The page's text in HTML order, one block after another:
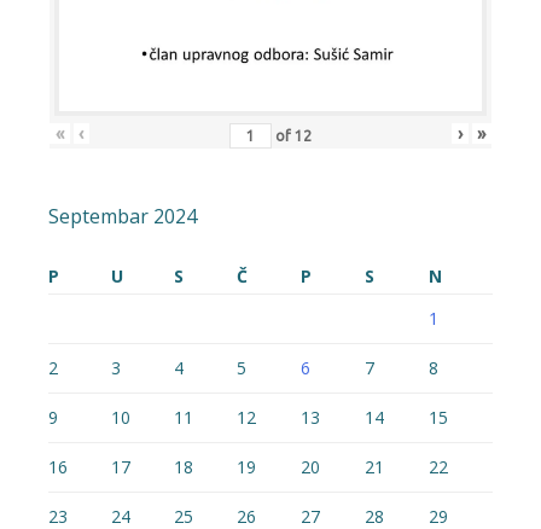
« ‹ of 12 › »
Septembar 2024
P U S Č P S
N
1
2 3 4 5 6 7 8
9 10 11 12 13 14 15
16 17 18 19 20 21 22
23 24 25 26 27 28 29